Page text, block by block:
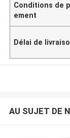
Conditions de
ement
Délai de
AU SUJET DE